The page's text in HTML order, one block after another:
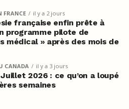
FRANCE il y a 2 jours
française enfin prête à
programme pilote de
médical » après des mois de
CANADA il y a 3 jours
2026 : ce qu’on a loupé
semaines